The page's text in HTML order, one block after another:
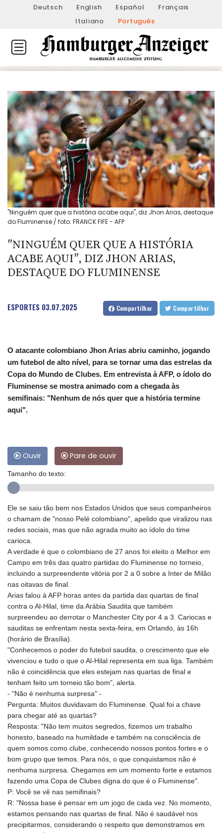
Deutsch English Español
Français
Italiano
Português
"Ninguém quer que a história acabe aqui", diz Jhon Arias, destaque
do Fluminense / foto: FRANCK FIFE - AFP
"NINGUÉM QUER QUE A HISTÓRIA
ACABE AQUI", DIZ JHON ARIAS,
DESTAQUE DO FLUMINENSE
ESPORTES 03.07.2025 Compartilhar Compartilhar
O atacante colombiano Jhon Arias abriu caminho, jogando
um futebol de alto nível, para se tornar uma das estrelas da
Copa do Mundo de Clubes. Em entrevista à AFP, o ídolo do
Fluminense se mostra animado com a chegada às
semifinais: "Nenhum de nós quer que a história termine
aqui".
Ouvir Pare de ouvir
Tamanho do texto:
Ele se saiu tão bem nos Estados Unidos que seus companheiros
o chamam de "nosso Pelé colombiano", apelido que viralizou nas
redes sociais, mas que não agrada muito ao ídolo do time
carioca.
A verdade é que o colombiano de 27 anos foi eleito o Melhor em
Campo em três das quatro partidas do Fluminense no torneio,
incluindo a surpreendente vitória por 2 a 0 sobre a Inter de Milão
nas oitavas de final.
Arias falou à AFP horas antes da partida das quartas de final
contra o Al-Hilal, time da Arábia Saudita que também
surpreendeu ao derrotar o Manchester City por 4 a 3. Cariocas e
sauditas se enfrentam nesta sexta-feira, em Orlando, às 16h
(horário de Brasília).
"Conhecemos o poder do futebol saudita, o crescimento que ele
vivenciou e tudo o que o Al-Hilal representa em sua liga. Também
não é coincidência que eles estejam nas quartas de final e
tenham feito um torneio tão bom", alerta.
- "Não é nenhuma surpresa" -
Pergunta: Muitos duvidavam do Fluminense. Qual foi a chave
para chegar até as quartas?
Resposta: "Não tem muitos segredos, fizemos um trabalho
honesto, baseado na humildade e também na consciência de
quem somos como clube, conhecendo nossos pontos fortes e o
bom grupo que temos. Para nós, o que conquistamos não é
nenhuma surpresa. Chegamos em um momento forte e estamos
fazendo uma Copa de Clubes digna do que é o Fluminense".
P: Você se vê nas semifinais?
R: "Nossa base é pensar em um jogo de cada vez. No momento,
estamos pensando nas quartas de final. Não é saudável nos
precipitarmos, considerando o respeito que demonstramos em